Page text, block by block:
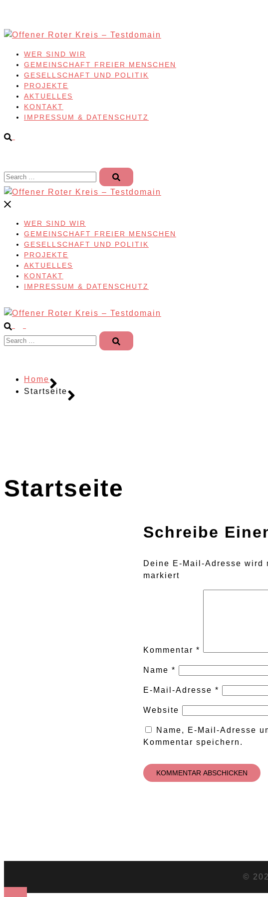
content
WER SIND WIR
GEMEINSCHAFT FREIER MENSCHEN
GESELLSCHAFT UND POLITIK
PROJEKTE
AKTUELLES
KONTAKT
IMPRESSUM & DATENSCHUTZ
Search…
WER SIND WIR
GEMEINSCHAFT FREIER MENSCHEN
GESELLSCHAFT UND POLITIK
PROJEKTE
AKTUELLES
KONTAKT
IMPRESSUM & DATENSCHUTZ
Search…
Home
Startseite
Startseite
Schreibe
Deine E-Mail-Adresse wird
markiert
Kommentar *
Name *
E-Mail-Adresse *
Website
Name, E-Mail-Adresse
Kommentar speichern.
©